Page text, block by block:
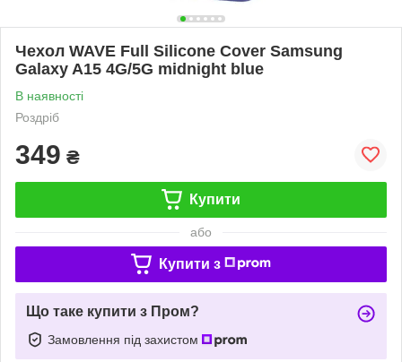
Чехол WAVE Full Silicone Cover Samsung
Galaxy A15 4G/5G midnight blue
В наявності
Роздріб
349 ₴
Купити
або
Купити з
Що таке купити з Пром?
Замовлення під захистом